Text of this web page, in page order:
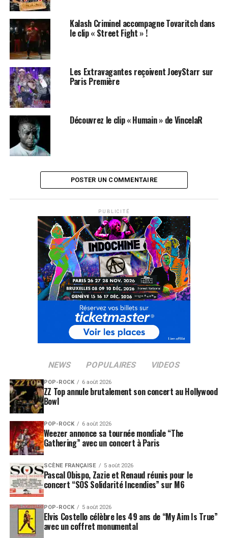
Kalash Criminel accompagne Tovaritch dans
le clip « Street Fight » !
Les Extravagantes reçoivent JoeyStarr sur
Paris Première
Découvrez le clip « Humain » de VincelaR
POSTER UN COMMENTAIRE
PUBLICITÉ
NEWS POPULAIRES VIDEOS
POP-ROCK 6 août 2026
ZZ Top annule brutalement son concert au Hollywood
Bowl
POP-ROCK 6 août 2026
Weezer annonce sa tournée mondiale “The
Gathering” avec un concert à Paris
SCÈNE FRANÇAISE 5 août 2026
Pascal Obispo, Zazie et Renaud réunis pour le
concert “SOS Solidarité Incendies” sur M6
POP-ROCK 5 août 2026
Elvis Costello célèbre les 49 ans de “My Aim Is True”
avec un coffret monumental